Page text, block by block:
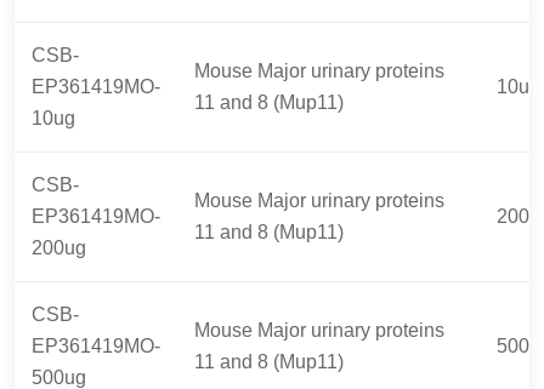
CSB-
EP361419MO-
10ug
Mouse Major urinary proteins
11 and 8 (Mup11)
10ug
CSB-
EP361419MO-
200ug
Mouse Major urinary proteins
11 and 8 (Mup11)
CSB-
EP361419MO-
500ug
Mouse Major urinary proteins
11 and 8 (Mup11)